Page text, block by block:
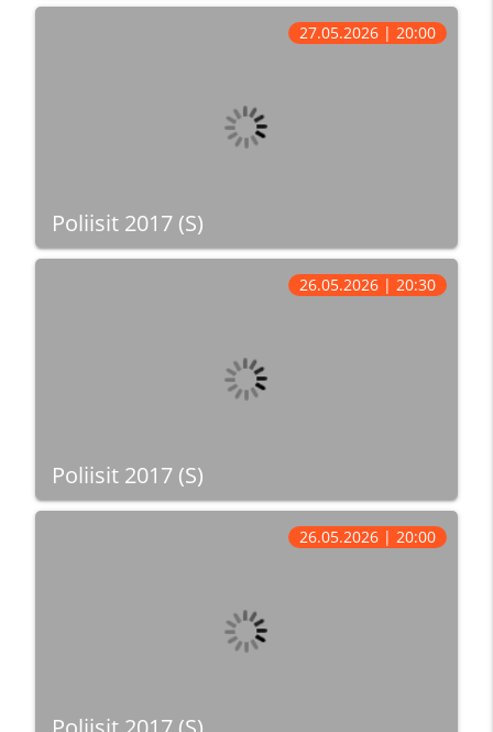
Poliisit 2017 (S)
27.05.2026 | 20:00
Poliisit 2017 (S)
26.05.2026 | 20:30
26.05.2026 | 20:00